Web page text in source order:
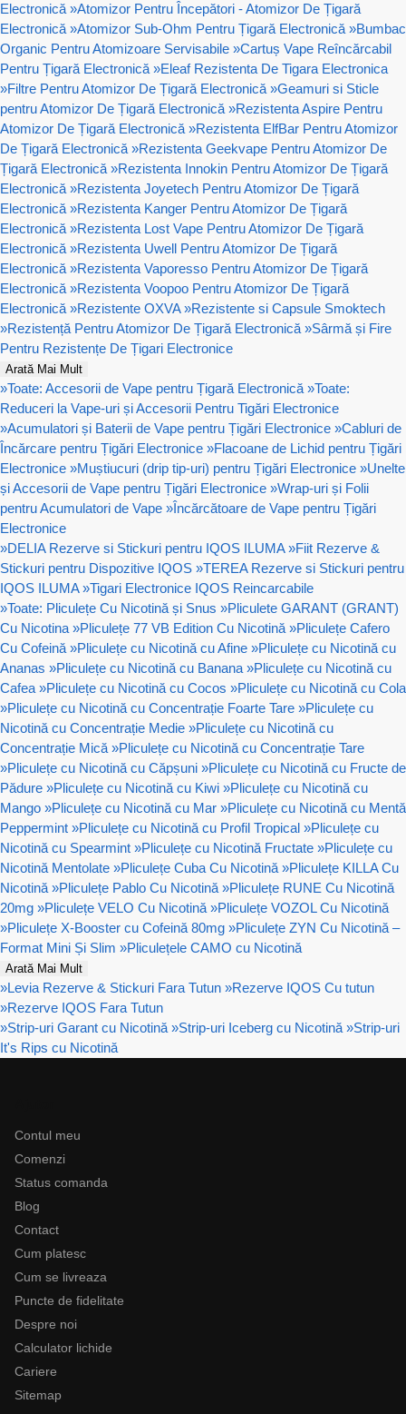
Electronică »Atomizor Pentru Începători - Atomizor De Țigară
Electronică »Atomizor Sub-Ohm Pentru Țigară Electronică »Bumbac
Organic Pentru Atomizoare Servisabile »Cartuș Vape Reîncărcabil
Pentru Țigară Electronică »Eleaf Rezistenta De Tigara Electronica
»Filtre Pentru Atomizor De Țigară Electronică »Geamuri si Sticle
pentru Atomizor De Țigară Electronică »Rezistenta Aspire Pentru
Atomizor De Țigară Electronică »Rezistenta ElfBar Pentru Atomizor
De Țigară Electronică »Rezistenta Geekvape Pentru Atomizor De
Țigară Electronică »Rezistenta Innokin Pentru Atomizor De Țigară
Electronică »Rezistenta Joyetech Pentru Atomizor De Țigară
Electronică »Rezistenta Kanger Pentru Atomizor De Țigară
Electronică »Rezistenta Lost Vape Pentru Atomizor De Țigară
Electronică »Rezistenta Uwell Pentru Atomizor De Țigară
Electronică »Rezistenta Vaporesso Pentru Atomizor De Țigară
Electronică »Rezistenta Voopoo Pentru Atomizor De Țigară
Electronică »Rezistente OXVA »Rezistente si Capsule Smoktech
»Rezistență Pentru Atomizor De Țigară Electronică »Sârmă și Fire
Pentru Rezistențe De Țigari Electronice
Arată Mai Mult
»Toate: Accesorii de Vape pentru Țigară Electronică »Toate:
Reduceri la Vape-uri și Accesorii Pentru Tigări Electronice
»Acumulatori și Baterii de Vape pentru Țigări Electronice »Cabluri de
Încărcare pentru Țigări Electronice »Flacoane de Lichid pentru Țigări
Electronice »Muștiucuri (drip tip-uri) pentru Țigări Electronice »Unelte
și Accesorii de Vape pentru Țigări Electronice »Wrap-uri și Folii
pentru Acumulatori de Vape »Încărcătoare de Vape pentru Țigări
Electronice
»DELIA Rezerve si Stickuri pentru IQOS ILUMA »Fiit Rezerve &
Stickuri pentru Dispozitive IQOS »TEREA Rezerve si Stickuri pentru
IQOS ILUMA »Tigari Electronice IQOS Reincarcabile
»Toate: Pliculețe Cu Nicotină și Snus »Pliculete GARANT (GRANT)
Cu Nicotina »Pliculețe 77 VB Edition Cu Nicotină »Pliculețe Cafero
Cu Cofeină »Pliculețe cu Nicotină cu Afine »Pliculețe cu Nicotină cu
Ananas »Pliculețe cu Nicotină cu Banana »Pliculețe cu Nicotină cu
Cafea »Pliculețe cu Nicotină cu Cocos »Pliculețe cu Nicotină cu Cola
»Pliculețe cu Nicotină cu Concentrație Foarte Tare »Pliculețe cu
Nicotină cu Concentrație Medie »Pliculețe cu Nicotină cu
Concentrație Mică »Pliculețe cu Nicotină cu Concentrație Tare
»Pliculețe cu Nicotină cu Căpșuni »Pliculețe cu Nicotină cu Fructe de
Pădure »Pliculețe cu Nicotină cu Kiwi »Pliculețe cu Nicotină cu
Mango »Pliculețe cu Nicotină cu Mar »Pliculețe cu Nicotină cu Mentă
Peppermint »Pliculețe cu Nicotină cu Profil Tropical »Pliculețe cu
Nicotină cu Spearmint »Pliculețe cu Nicotină Fructate »Pliculețe cu
Nicotină Mentolate »Pliculețe Cuba Cu Nicotină »Pliculețe KILLA Cu
Nicotină »Pliculețe Pablo Cu Nicotină »Pliculețe RUNE Cu Nicotină
20mg »Pliculețe VELO Cu Nicotină »Pliculețe VOZOL Cu Nicotină
»Pliculețe X-Booster cu Cofeină 80mg »Pliculețe ZYN Cu Nicotină –
Format Mini Și Slim »Pliculețele CAMO cu Nicotină
Arată Mai Mult
»Levia Rezerve & Stickuri Fara Tutun »Rezerve IQOS Cu tutun
»Rezerve IQOS Fara Tutun
»Strip-uri Garant cu Nicotină »Strip-uri Iceberg cu Nicotină »Strip-uri
It's Rips cu Nicotină
Contul meu
Comenzi
Status comanda
Blog
Contact
Cum platesc
Cum se livreaza
Puncte de fidelitate
Despre noi
Calculator lichide
Cariere
Sitemap